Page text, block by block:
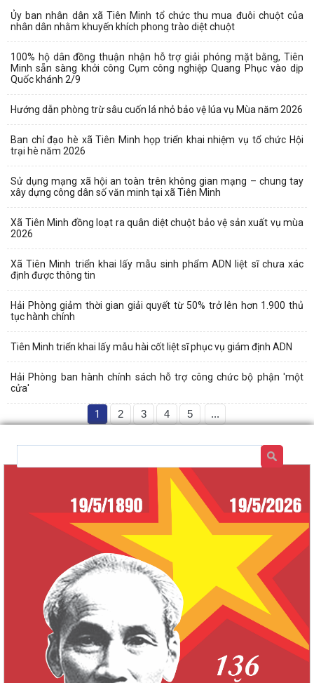
Ủy ban nhân dân xã Tiên Minh tổ chức thu mua đuôi chuột của
nhân dân nhằm khuyến khích phong trào diệt chuột
100% hộ dân đồng thuận nhận hỗ trợ giải phóng mặt bằng, Tiên
Minh sẵn sàng khởi công Cụm công nghiệp Quang Phục vào dịp
Quốc khánh 2/9
Hướng dẫn phòng trừ sâu cuốn lá nhỏ bảo vệ lúa vụ Mùa năm 2026
Ban chỉ đạo hè xã Tiên Minh họp triển khai nhiệm vụ tổ chức Hội
trại hè năm 2026
Sử dụng mạng xã hội an toàn trên không gian mạng – chung tay
xây dựng công dân số văn minh tại xã Tiên Minh
Xã Tiên Minh đồng loạt ra quân diệt chuột bảo vệ sản xuất vụ mùa
2026
Xã Tiên Minh triển khai lấy mẫu sinh phẩm ADN liệt sĩ chưa xác
định được thông tin
Hải Phòng giảm thời gian giải quyết từ 50% trở lên hơn 1.900 thủ
tục hành chính
Tiên Minh triển khai lấy mẫu hài cốt liệt sĩ phục vụ giám định ADN
Hải Phòng ban hành chính sách hỗ trợ công chức bộ phận 'một
cửa'
1 2 3 4 5 ...